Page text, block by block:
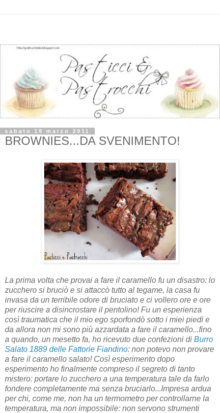
sabato 19 marzo 2011
BROWNIES...DA SVENIMENTO!
La prima volta che provai a fare il caramello fu un disastro: lo
zucchero si bruciò e si attaccò tutto al tegame, la casa fu
invasa da un terribile odore di bruciato e ci vollero ore e ore
per riuscire a disincrostare il pentolino! Fu un esperienza
così traumatica che il mio ego sporfondò sotto i miei piedi e
da allora non mi sono più azzardata a fare il caramello...fino
a quando, un mesetto fa, ho ricevuto due confezioni di Burro
Salato 1889 delle Fattorie Fiandino: non potevo non provare
a fare il caramello salato! Così esperimento dopo
esperimento ho finalmente compreso il segreto di tanto
mistero: portare lo zucchero a una temperatura tale da farlo
fondere completamente ma senza bruciarlo...Impresa ardua
per chi, come me, non ha un termometro per controllarne la
temperatura, ma non impossibile: non servono strumenti